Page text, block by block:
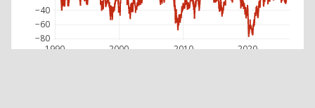
1990 2000 2010 2020
−80
−60
−40